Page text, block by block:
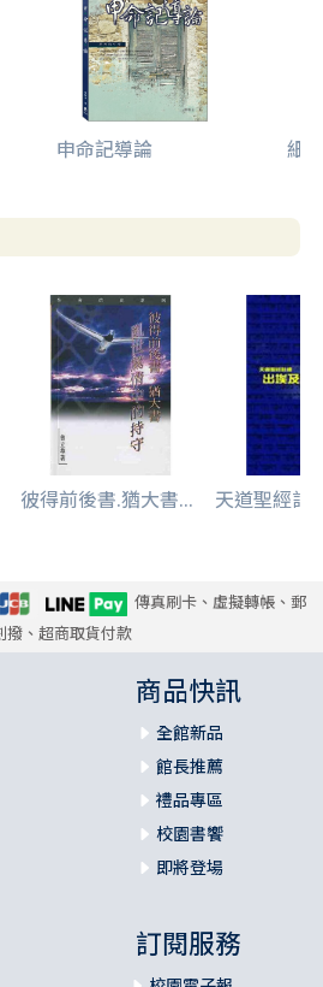
申命記導論 細
彼得前後書.猶大書... 天道聖經註
傳真刷卡、虛擬轉帳、郵
撥、超商取貨付款
商品快訊
全館新品
館長推薦
禮品專區
校園書饗
即將登場
訂閱服務